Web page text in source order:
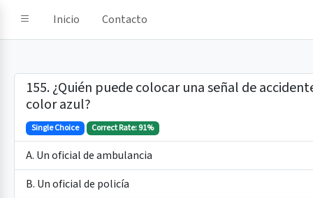
Inicio Contacto
IA
155. ¿Quién puede colocar una señal de
color azul?
Single Choice Correct Rate: 91%
A. Un oficial de ambulancia
B. Un oficial de policía